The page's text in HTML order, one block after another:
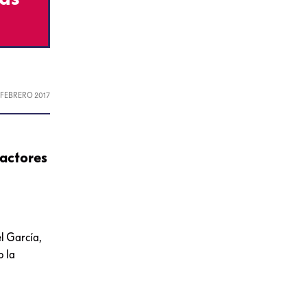
2017
García,
la